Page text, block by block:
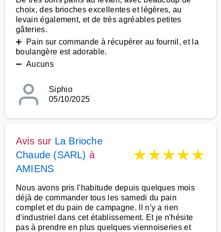
choix, des brioches excellentes et légères, au
levain également, et de très agréables petites
gâteries.
➕ Pain sur commande à récupérer au fournil, et la
boulangère est adorable.
➖ Aucuns
Siphio
05/10/2025
Avis sur La Brioche
Chaude (SARL) à
AMIENS
★★★★★
Nous avons pris l'habitude depuis quelques mois
déjà de commander tous les samedi du pain
complet et du pain de campagne. Il n'y a rien
d'industriel dans cet établissement. Et je n'hésite
pas à prendre en plus quelques viennoiseries et